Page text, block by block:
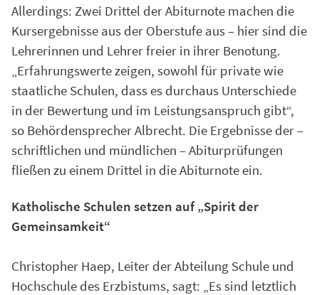
Allerdings: Zwei Drittel der Abiturnote machen die
Kursergebnisse aus der Oberstufe aus – hier sind die
Lehrerinnen und Lehrer freier in ihrer Benotung.
„Erfahrungswerte zeigen, sowohl für private wie
staatliche Schulen, dass es durchaus Unterschiede
in der Bewertung und im Leistungsanspruch gibt“,
so Behördensprecher Albrecht. Die Ergebnisse der –
schriftlichen und mündlichen – Abiturprüfungen
fließen zu einem Drittel in die Abiturnote ein.
Katholische Schulen setzen auf „Spirit der
Gemeinsamkeit“
Christopher Haep, Leiter der Abteilung Schule und
Hochschule des Erzbistums, sagt: „Es sind letztlich